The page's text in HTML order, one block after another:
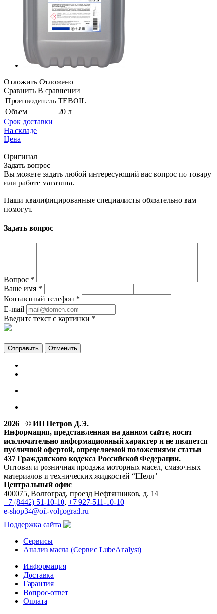
Отложить Отложено
Сравнить В сравнении
Производитель TEBOIL
Объем
20 л
Срок доставки
На складе
Цена
Оригинал
Задать вопрос
Вы можете задать любой интересующий вас вопрос по товару
или работе магазина.
Наши квалифицированные специалисты обязательно вам
помогут.
Задать вопрос
Вопрос *
Ваше имя *
Контактный телефон *
E-mail
Введите текст с картинки *
Отменить
2026 © ИП Петров Д.Э.
Информация, представленная на данном сайте, носит
исключительно информационный характер и не является
публичной офертой, определяемой положениями статьи
437 Гражданского кодекса Российской Федерации.
Оптовая и розничная продажа моторных масел, смазочных
материалов и технических жидкостей “Шелл”
Центральный офис
400075, Волгоград, проезд Нефтянников, д. 14
+7 (8442) 51-10-10, +7 927-511-10-10
e-shop34@oil-volgograd.ru
Поддержка сайта
Сервисы
Анализ масла (Сервис LubeAnalyst)
Информация
Доставка
Гарантия
Вопрос-ответ
Оплата